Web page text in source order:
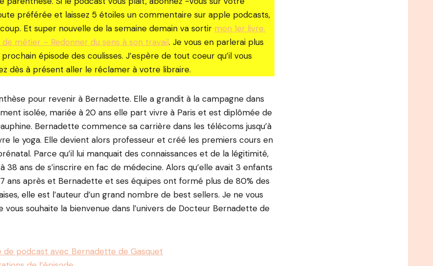
préférée et laissez 5 étoiles un commentaire sur apple podcasts,
Et super nouvelle de la semaine demain va sortir mon 1er livre.
de métier – Redonner du sens à son travail. Je vous en parlerai plus
épisode des coulisses. J’espère de tout coeur qu’il vous
dès à présent aller le réclamer à votre libraire.
pour revenir à Bernadette. Elle a grandit à la campagne dans
isolée, mariée à 20 ans elle part vivre à Paris et est diplômée de
Bernadette commence sa carrière dans les télécoms jusqu’à
le yoga. Elle devient alors professeur et créé les premiers cours en
Parce qu’il lui manquait des connaissances et de la légitimité,
38 ans de s’inscrire en fac de médecine. Alors qu’elle avait 3 enfants
ans après et Bernadette et ses équipes ont formé plus de 80% des
elle est l’auteur d’un grand nombre de best sellers. Je ne vous
vous souhaite la bienvenue dans l’univers de Docteur Bernadette de
de podcast avec Bernadette de Gasquet